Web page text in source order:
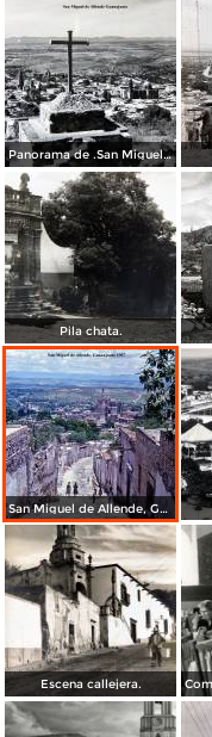
Panorama de .San Miguel de Allende Guanajuato
Pila chata.
San Miguel de Allende, Guanajuato 1967
Escena callejera.